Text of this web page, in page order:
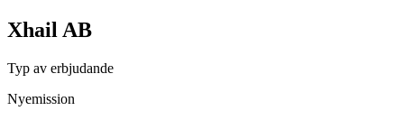
Xhail AB
Typ av erbjudande
Nyemission